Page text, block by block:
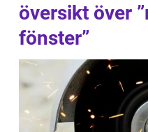
översikt över
fönster”